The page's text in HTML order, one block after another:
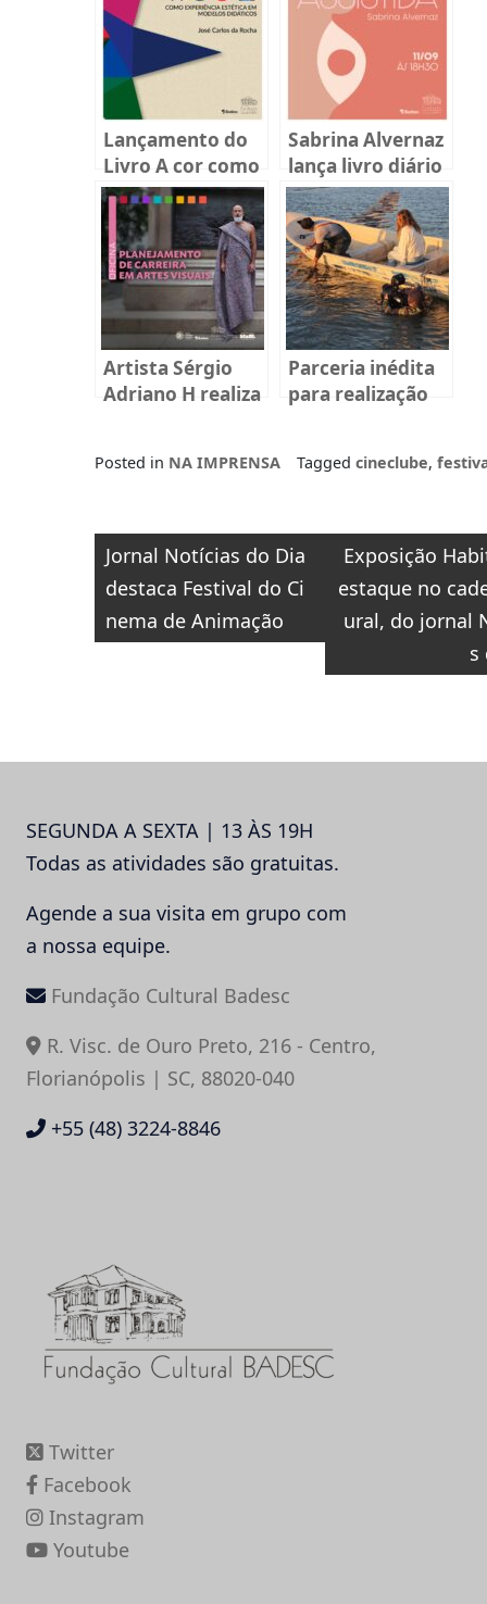
Lançamento do
Livro A cor como
experiência
estética em
modelos
didáticos
Sabrina Alvernaz
lança livro diário
sobre
reprodução
humana em
Florianópolis
Artista Sérgio
Adriano H realiza
Cultural Badesc
Parceria inédita
para realização
Posted in NA IMPRENSA Tagged cineclube,
Navegação
de
Post
Jornal Notícias do Dia
destaca Festival do Ci
nema de Animação
Exposição
estaque no
ural, do jornal
s
SEGUNDA A SEXTA | 13 ÀS 19H
Todas as atividades são gratuitas.
Agende a sua visita em grupo com
a nossa equipe.
Fundação Cultural Badesc
R. Visc. de Ouro Preto, 216 - Centro,
Florianópolis | SC, 88020-040
+55 (48) 3224-8846
Twitter
Facebook
Instagram
Youtube